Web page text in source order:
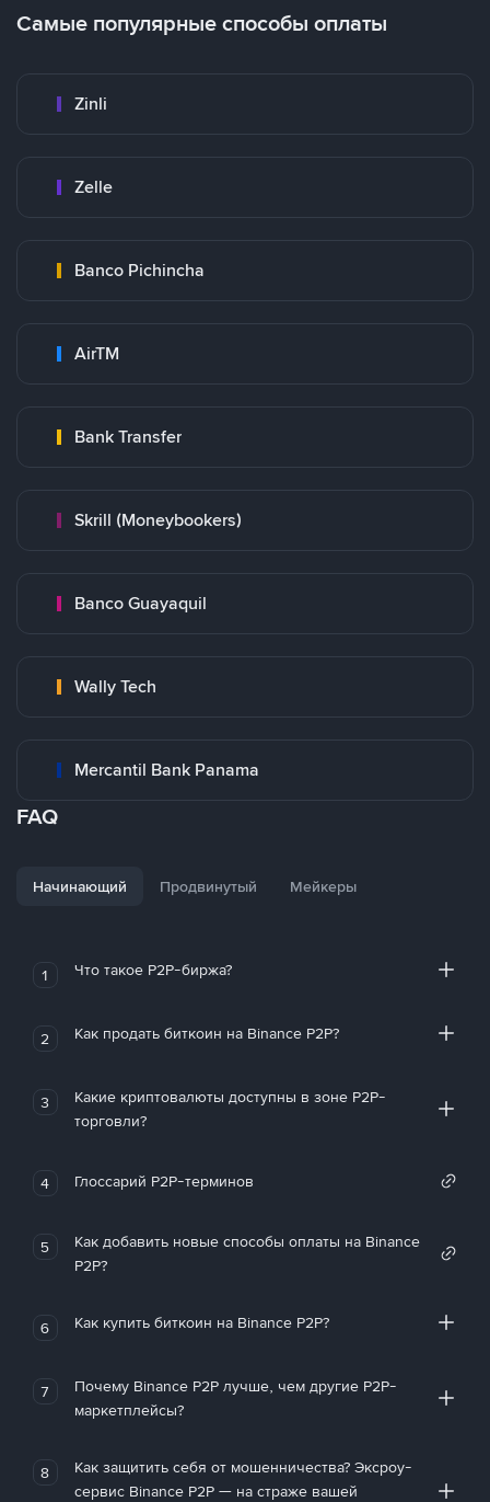
Самые популярные способы оплаты
Zinli
Zelle
Banco Pichincha
AirTM
Bank Transfer
Skrill (Moneybookers)
Banco Guayaquil
Wally Tech
Mercantil Bank Panama
FAQ
Начинающий Продвинутый Мейкеры
1 Что такое P2P-биржа?
2 Как продать биткоин на Binance P2P?
3
Какие криптовалюты доступны в зоне P2P-
торговли?
4 Глоссарий P2P-терминов
5
Как добавить новые способы оплаты на Binance
P2P?
6 Как купить биткоин на Binance P2P?
7
Почему Binance P2P лучше, чем другие P2P-
маркетплейсы?
8
Как защитить себя от мошенничества? Эксроу-
сервис Binance P2P — на страже вашей